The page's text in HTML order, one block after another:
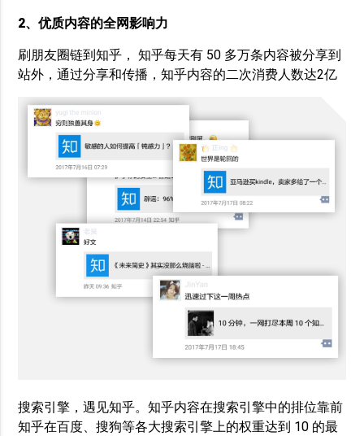
2、优质内容的全网影响力
刷朋友圈链到知乎， 知乎每天有 50 多万条内容被分享到
站外，通过分享和传播，知乎内容的二次消费人数达2亿
搜索引擎，遇见知乎。知乎内容在搜索引擎中的排位靠前
知乎在百度、搜狗等各大搜索引擎上的权重达到 10 的最